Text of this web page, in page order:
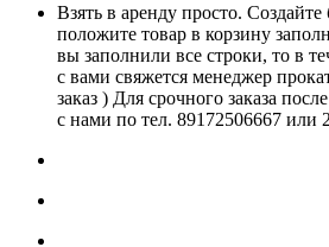
Взять в аренду просто.
положите товар в корзину
вы заполнили все строки, то в
с вами свяжется менеджер
заказ ) Для срочного заказа
с нами по тел. 89172506667 или